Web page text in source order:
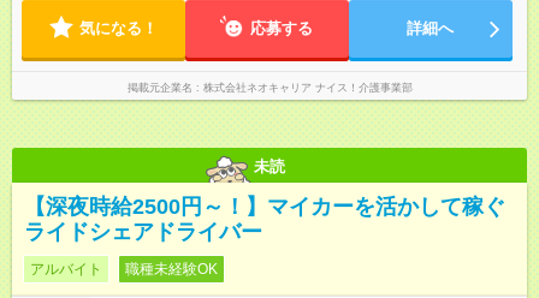
気になる！ 応募する 詳細へ
掲載元企業名 株式会社ネオキャリア ナイス！介護事業部
未読
【深夜時給2500円～！】マイカーを活かして稼ぐ
ライドシェアドライバー
アルバイト 職種未経験OK